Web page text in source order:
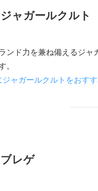
ャガールクルト
ンド力を兼ね備えるジ
。
ジャガールクルトをおす
レゲ